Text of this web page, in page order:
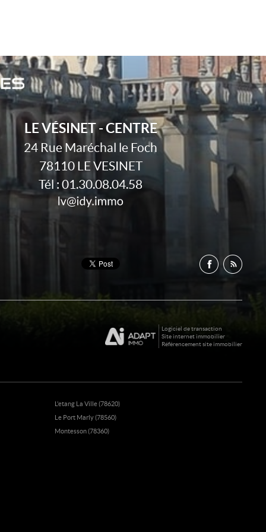
LE VÉSINET - CENTRE
24 Rue Maréchal le Foch
78110 LE VESINET
Tél :01.30.08.04.58
Logiciel de transaction
Site internet immobilier
Référencement site immobilier
L'etang La Ville (78620)
Le Port Marly (78560)
Montesson (78360)